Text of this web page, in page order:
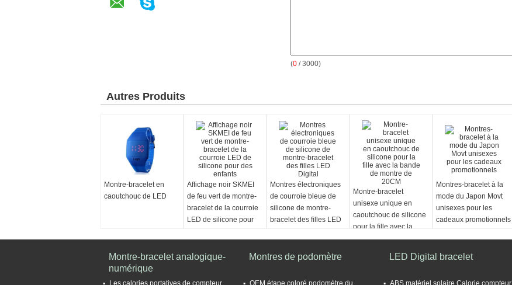
(0 / 3000)
Autres Produits
Montre-bracelet en
caoutchouc de LED
Affichage noir SKMEI
de feu vert de montre-
bracelet de la courroie
LED de silicone pour
Montres électroniques
de courroie bleue de
silicone de montre-
bracelet des filles LED
Montre-bracelet
unisexe unique en
caoutchouc de silicone
pour la fille avec la
bande de montre de
Montres-bracelet à la
mode du Japon Movt
unisexes pour les
cadeaux promotionnels
Montre-bracelet analogique-
numérique
Les calories portatives de compteur
Montres de podomètre
OEM étape coloré podomètre du
LED Digital bracelet
ABS matériel solaire Calorie compteur